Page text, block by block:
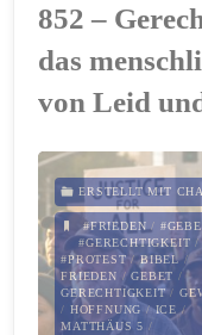
wer
wird"
852 –
das
von Leid
ERSTELLT MIT
#FRIEDEN /
#GERECHTIGKEIT /
#PROTEST/BIBEL/
FRIEDEN /GEBET /
GERECHTIGKEIT/
/ HOFFNUNG /ICE /
MATTHÄUS 5 /